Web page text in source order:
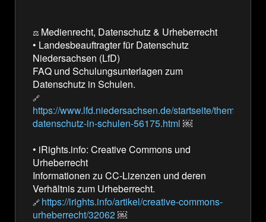
⚖️ Medienrecht, Datenschutz & Urheberrecht
• Landesbeauftragter für Datenschutz
Niedersachsen (LfD)
FAQ und Schulungsunterlagen zum
Datenschutz in Schulen.
🔗
https://www.lfd.niedersachsen.de/startseite/themen/
datenschutz-in-schulen-56175.html ￼
• iRights.info: Creative Commons und
Urheberrecht
Informationen zu CC-Lizenzen und deren
Verhältnis zum Urheberrecht.
🔗 https://irights.info/artikel/creative-commons-
urheberrecht/32062￼